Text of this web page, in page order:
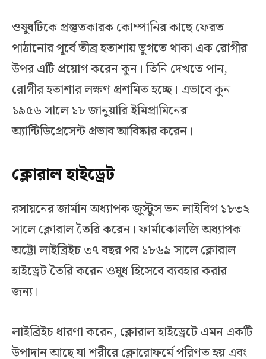
ওষুধটিকে প্রস্তুতকারক কোম্পানির কাছে ফেরত
পাঠানোর পূর্বে তীব্র হতাশায় ভুগতে থাকা এক রোগীর
উপর এটি প্রয়োগ করেন কুন। তিনি দেখতে পান,
রোগীর হতাশার লক্ষণ প্রশমিত হচ্ছে। এভাবে কুন
১৯৫৬ সালে ১৮ জানুয়ারি ইমিপ্রামিনের
অ্যান্টিডিপ্রেসেন্ট প্রভাব আবিষ্কার করেন।
ক্লোরাল হাইড্রেট
রসায়নের জার্মান অধ্যাপক জুস্টুস ভন লাইবিগ ১৮৩২
সালে ক্লোরাল তৈরি করেন। ফার্মাকোলজি অধ্যাপক
অট্টো লাইব্রিইচ ৩৭ বছর পর ১৮৬৯ সালে ক্লোরাল
হাইড্রেট তৈরি করেন ওষুধ হিসেবে ব্যবহার করার
জন্য।
লাইব্রিইচ ধারণা করেন, ক্লোরাল হাইড্রেটে এমন একটি
উপাদান আছে যা শরীরে ক্লোরোফর্মে পরিণত হয় এবং